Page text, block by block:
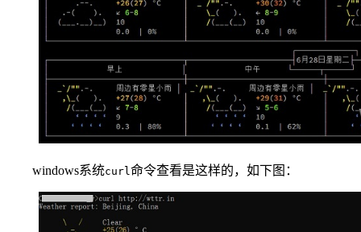
windows系统curl 命令查看是这样的，如下图：